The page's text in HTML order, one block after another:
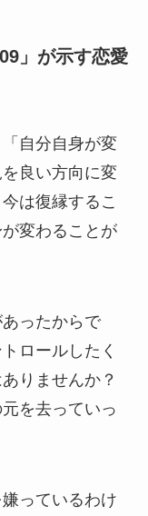
」が示す恋愛
自分自身が変
良い方向に変
は復縁するこ
変わることが
ったからで
ロールしたく
りませんか？
を去っていっ
っているわけ